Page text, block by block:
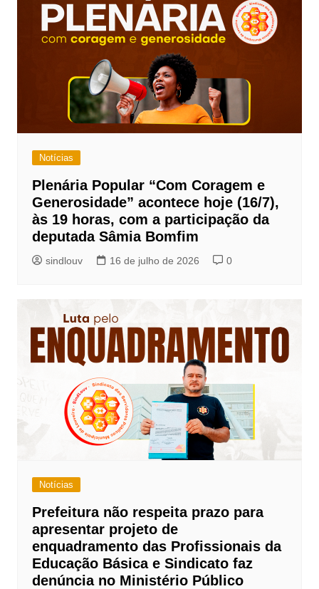
Notícias
Plenária Popular “Com Coragem e
Generosidade” acontece hoje (16/7),
às 19 horas, com a participação da
deputada Sâmia Bomfim
sindlouv 16 de julho de 2026 0
Notícias
Prefeitura não respeita prazo para
apresentar projeto de
enquadramento das Profissionais da
Educação Básica e Sindicato faz
denúncia no Ministério Público